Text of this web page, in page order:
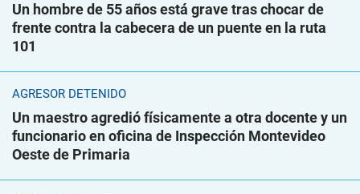
Un hombre de 55 años está grave tras chocar de
frente contra la cabecera de un puente en la ruta
101
AGRESOR DETENIDO
Un maestro agredió físicamente a otra docente y un
funcionario en oficina de Inspección Montevideo
Oeste de Primaria